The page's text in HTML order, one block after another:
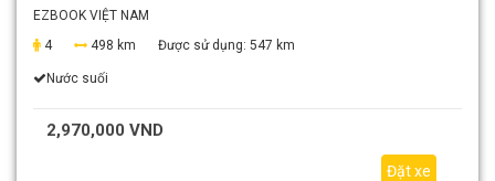
EZBOOK VIỆT NAM
4
498 km Được sử dụng: 547 km
Nước suối
2,970,000 VND
Đặt xe